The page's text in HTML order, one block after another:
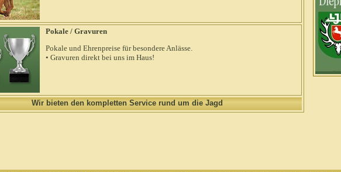
Pokale / Gravuren
Pokale und Ehrenpreise für besondere Anlässe.
• Gravuren direkt bei uns im Haus!
Wir bieten den kompletten Service rund um die Jagd